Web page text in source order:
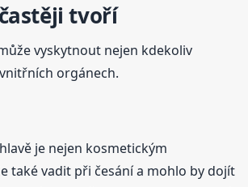
tvoří
vyskytnout nejen kdekoliv
orgánech.
je nejen kosmetickým
také vadit při česání a mohlo by dojít